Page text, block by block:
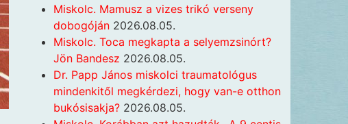
Miskolc. Mamusz a vizes trikó verseny
dobogóján 2026.08.05.
Miskolc. Toca megkapta a selyemzsinórt?
Jön Bandesz 2026.08.05.
Dr. Papp János miskolci traumatológus
mindenkitől megkérdezi, hogy van-e otthon
bukósisakja? 2026.08.05.